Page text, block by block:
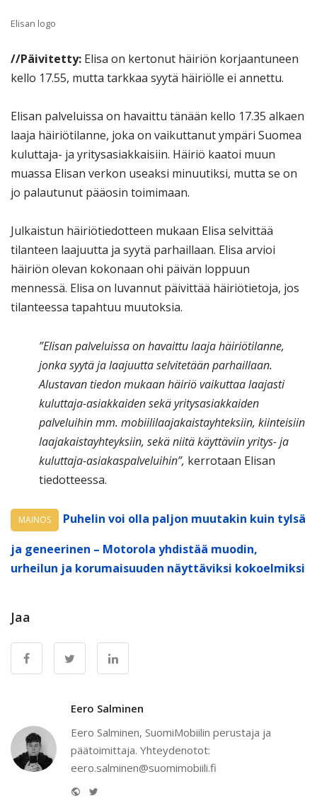
Elisan logo
//Päivitetty: Elisa on kertonut häiriön korjaantuneen
kello 17.55, mutta tarkkaa syytä häiriölle ei annettu.
Elisan palveluissa on havaittu tänään kello 17.35 alkaen
laaja häiriötilanne, joka on vaikuttanut ympäri Suomea
kuluttaja- ja yritysasiakkaisiin. Häiriö kaatoi muun
muassa Elisan verkon useaksi minuutiksi, mutta se on
jo palautunut pääosin toimimaan.
Julkaistun häiriötiedotteen mukaan Elisa selvittää
tilanteen laajuutta ja syytä parhaillaan. Elisa arvioi
häiriön olevan kokonaan ohi päivän loppuun
mennessä. Elisa on luvannut päivittää häiriötietoja, jos
tilanteessa tapahtuu muutoksia.
”Elisan palveluissa on havaittu laaja häiriötilanne,
jonka syytä ja laajuutta selvitetään parhaillaan.
Alustavan tiedon mukaan häiriö vaikuttaa laajasti
kuluttaja-asiakkaiden sekä yritysasiakkaiden
palveluihin mm. mobiililaajakaistayhteksiin, kiinteisiin
laajakaistayhteyksiin, sekä niitä käyttäviin yritys- ja
kuluttaja-asiakaspalveluihin”, kerrotaan Elisan
tiedotteessa.
MAINOS
Puhelin voi olla paljon muutakin kuin tylsä
ja geneerinen – Motorola yhdistää muodin,
urheilun ja korumaisuuden näyttäviksi kokoelmiksi
Jaa
Eero Salminen
Eero Salminen, SuomiMobiilin perustaja ja
päätoimittaja. Yhteydenotot:
eero.salminen@suomimobiili.fi
Website